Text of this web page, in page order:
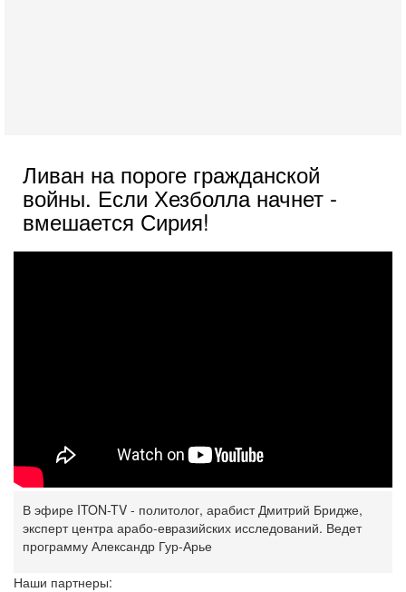
Ливан на пороге гражданской
войны. Если Хезболла начнет -
вмешается Сирия!
В эфире ITON-TV - политолог, арабист Дмитрий Бридже,
эксперт центра арабо-евразийских исследований. Ведет
программу Александр Гур-Арье
Наши партнеры: